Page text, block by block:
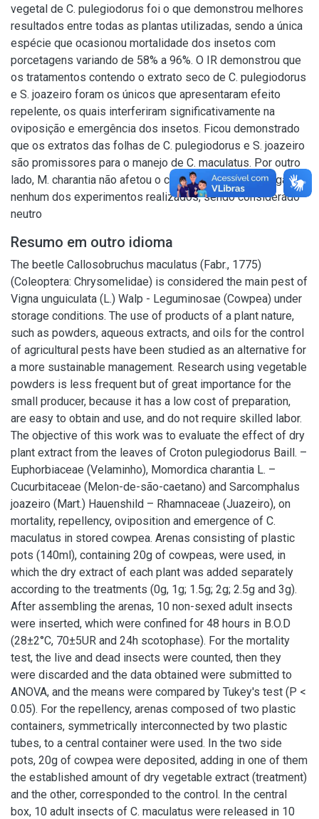
vegetal de C. pulegiodorus foi o que demonstrou melhores
resultados entre todas as plantas utilizadas, sendo a única
espécie que ocasionou mortalidade dos insetos com
porcetagens variando de 58% a 96%. O IR demonstrou que
os tratamentos contendo o extrato seco de C. pulegiodorus
e S. joazeiro foram os únicos que apresentaram efeito
repelente, os quais interferiram significativamente na
oviposição e emergência dos insetos. Ficou demonstrado
que os extratos das folhas de C. pulegiodorus e S. joazeiro
são promissores para o manejo de C. maculatus. Por outro
lado, M. charantia não afetou o comportamento da praga em
nenhum dos experimentos realizados, sendo considerado
neutro
Resumo em outro idioma
The beetle Callosobruchus maculatus (Fabr., 1775)
(Coleoptera: Chrysomelidae) is considered the main pest of
Vigna unguiculata (L.) Walp - Leguminosae (Cowpea) under
storage conditions. The use of products of a plant nature,
such as powders, aqueous extracts, and oils for the control
of agricultural pests have been studied as an alternative for
a more sustainable management. Research using vegetable
powders is less frequent but of great importance for the
small producer, because it has a low cost of preparation,
are easy to obtain and use, and do not require skilled labor.
The objective of this work was to evaluate the effect of dry
plant extract from the leaves of Croton pulegiodorus Baill. –
Euphorbiaceae (Velaminho), Momordica charantia L. –
Cucurbitaceae (Melon-de-são-caetano) and Sarcomphalus
joazeiro (Mart.) Hauenshild – Rhamnaceae (Juazeiro), on
mortality, repellency, oviposition and emergence of C.
maculatus in stored cowpea. Arenas consisting of plastic
pots (140ml), containing 20g of cowpeas, were used, in
which the dry extract of each plant was added separately
according to the treatments (0g, 1g; 1.5g; 2g; 2.5g and 3g).
After assembling the arenas, 10 non-sexed adult insects
were inserted, which were confined for 48 hours in B.O.D
(28±2°C, 70±5UR and 24h scotophase). For the mortality
test, the live and dead insects were counted, then they
were discarded and the data obtained were submitted to
ANOVA, and the means were compared by Tukey's test (P <
0.05). For the repellency, arenas composed of two plastic
containers, symmetrically interconnected by two plastic
tubes, to a central container were used. In the two side
pots, 20g of cowpea were deposited, adding in one of them
the established amount of dry vegetable extract (treatment)
and the other, corresponded to the control. In the central
box, 10 adult insects of C. maculatus were released in 10